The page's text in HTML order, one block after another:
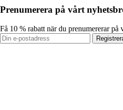
Prenumerera på vårt
Få 10 % rabatt när du prenumererar på